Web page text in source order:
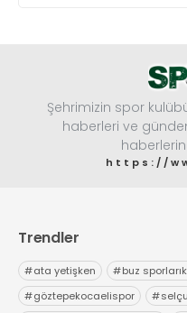
Şehrimizin spor
haberleri ve
https://
Trendler
#ata yetişken #buz
#göztepekocaelispor #